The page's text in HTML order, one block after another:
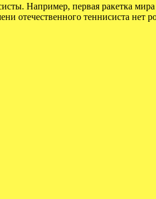
Например, первая ракетка
отечественного теннисиста нет